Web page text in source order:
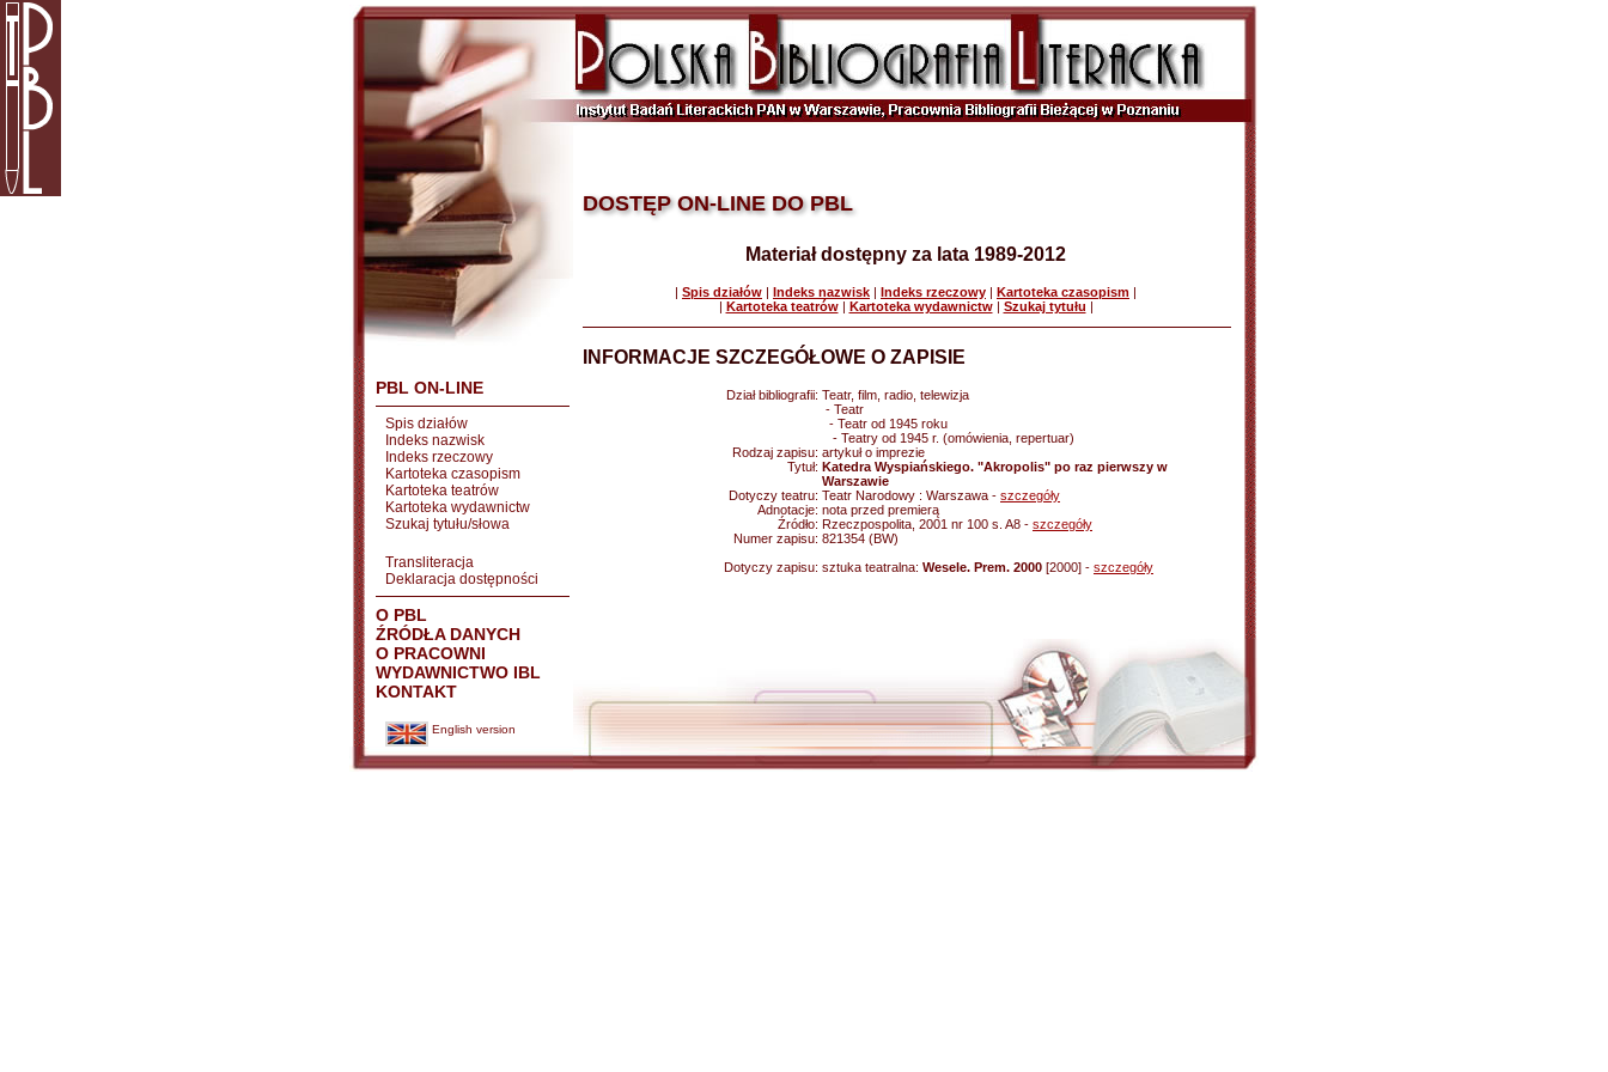
PBL ON-LINE
Spis działów
Indeks nazwisk
Indeks rzeczowy
Kartoteka czasopism
Kartoteka teatrów
Kartoteka wydawnictw
Szukaj tytułu/słowa
Transliteracja
Deklaracja dostępności
O PBL
ŹRÓDŁA DANYCH
O PRACOWNI
WYDAWNICTWO IBL
KONTAKT
English version
DOSTĘP ON-LINE DO PBL
Materiał dostępny za lata 1989-2012
| Spis działów | Indeks nazwisk | Indeks rzeczowy | Kartoteka czasopism |
| Kartoteka teatrów| Kartoteka wydawnictw| Szukaj tytułu |
INFORMACJE SZCZEGÓŁOWE O ZAPISIE
Dział bibliografii: Teatr, film, radio, telewizja
- Teatr
- Teatr od 1945 roku
- Teatry od 1945 r. (omówienia, repertuar)
Rodzaj zapisu: artykuł o imprezie
Tytuł: Katedra Wyspiańskiego. "Akropolis" po raz pierwszy w
Warszawie
Dotyczy teatru: Teatr Narodowy : Warszawa - szczegóły
Adnotacje: nota przed premierą
Źródło: Rzeczpospolita, 2001 nr 100 s. A8 - szczegóły
Numer zapisu: 821354 (BW)
Dotyczy zapisu: sztuka teatralna: Wesele. Prem. 2000 [2000] - szczegóły